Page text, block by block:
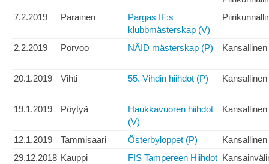
7.2.2019
Parainen
Pargas IF:s
klubbmästerskap (V)
2.2.2019 Porvoo NÅID mästerskap (P) Kansallinen
20.1.2019 Vihti 55. Vihdin hiihdot (P) Kansallinen
19.1.2019 Pöytyä
Haukkavuoren hiihdot
(V)
Kansallinen
12.1.2019 Tammisaari Österbyloppet (P)
Kansallinen
29.12.2018 Kauppi FIS Tampereen Hiihdot